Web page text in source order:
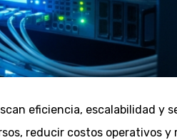
eficiencia, escalabilidad y
reducir costos operativos y